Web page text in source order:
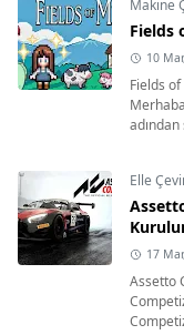
Makine
Fields
10
Fields
Elle
17
Assetto